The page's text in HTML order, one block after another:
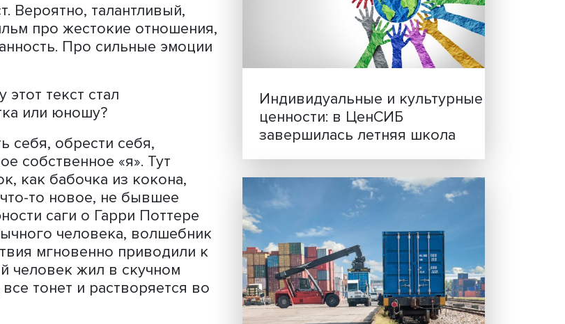
наткнуться на обсуждения
Обсуждения, как
от пагубного влияния…»,
караться…» и далее в том же роде.
текст. Вероятно, талантливый,
фильм про жестокие отношения,
преданность. Про сильные эмоции
этот текст стал
или юношу?
Иллюзия безопасности:
исследовали влияние
решения врачей
Индивидуальные и